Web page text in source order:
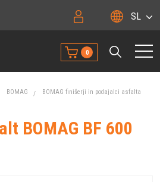
SL
0
BOMAG BOMAG finišerji in podajalci asfalta
BOMAG BF 600